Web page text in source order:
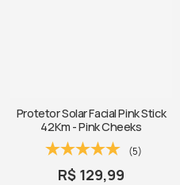
Protetor Solar Facial Pink Stick
42Km - Pink Cheeks
(5)
R$ 129,99